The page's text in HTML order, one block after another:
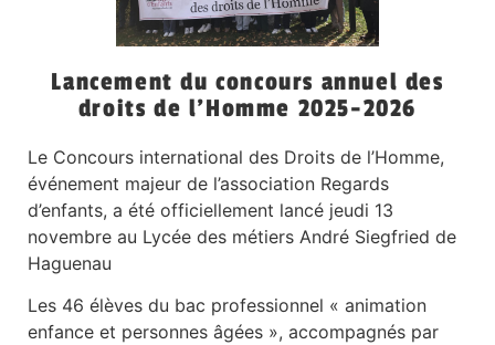
Lancement du concours annuel des
droits de l’Homme 2025-2026
Le Concours international des Droits de l’Homme,
événement majeur de l’association Regards
d’enfants, a été officiellement lancé jeudi 13
novembre au Lycée des métiers André Siegfried de
Haguenau
Les 46 élèves du bac professionnel « animation
enfance et personnes âgées », accompagnés par